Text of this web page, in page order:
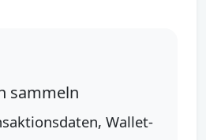
sammeln
Wallet-